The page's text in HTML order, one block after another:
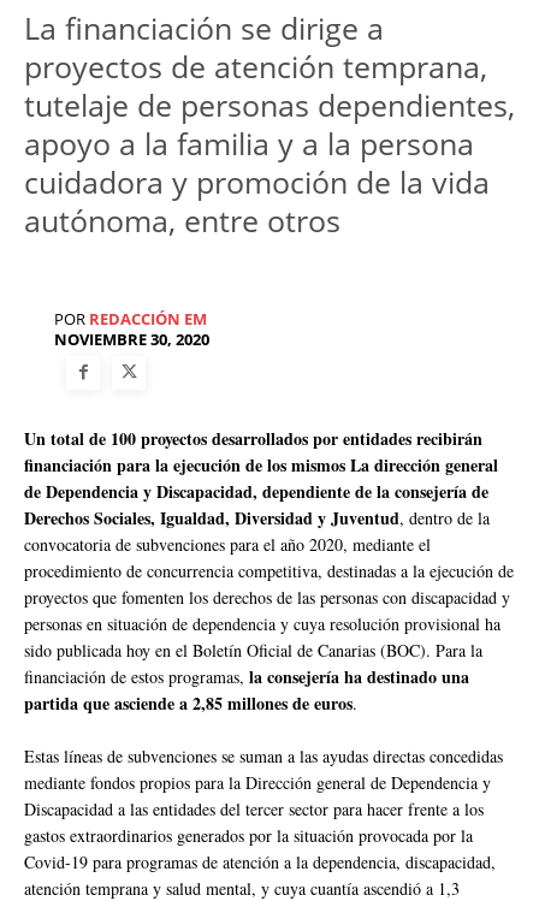
La financiación se dirige a
proyectos de atención temprana,
tutelaje de personas dependientes,
apoyo a la familia y a la persona
cuidadora y promoción de la vida
autónoma, entre otros
POR REDACCIÓN EM
NOVIEMBRE 30, 2020
Un total de 100 proyectos desarrollados por entidades recibirán
financiación para la ejecución de los mismos La dirección general
de Dependencia y Discapacidad, dependiente de la consejería de
Derechos Sociales, Igualdad, Diversidad y Juventud, dentro de la
convocatoria de subvenciones para el año 2020, mediante el
procedimiento de concurrencia competitiva, destinadas a la ejecución de
proyectos que fomenten los derechos de las personas con discapacidad y
personas en situación de dependencia y cuya resolución provisional ha
sido publicada hoy en el Boletín Oficial de Canarias (BOC). Para la
financiación de estos programas, la consejería ha destinado una
partida que asciende a 2,85 millones de euros.
Estas líneas de subvenciones se suman a las ayudas directas concedidas
mediante fondos propios para la Dirección general de Dependencia y
Discapacidad a las entidades del tercer sector para hacer frente a los
gastos extraordinarios generados por la situación provocada por la
Covid-19 para programas de atención a la dependencia, discapacidad,
atención temprana y salud mental, y cuya cuantía ascendió a 1,3